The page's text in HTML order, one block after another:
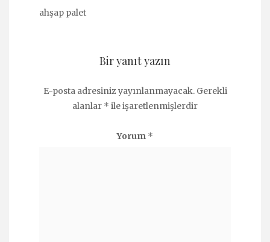
ahşap palet
Bir yanıt yazın
E-posta adresiniz yayınlanmayacak. Gerekli
alanlar * ile işaretlenmişlerdir
Yorum *